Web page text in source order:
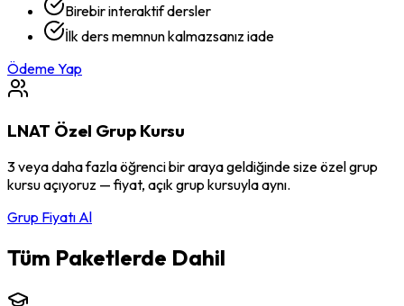
Birebir interaktif dersler
İlk ders memnun kalmazsanız iade
Ödeme Yap
LNAT Özel Grup Kursu
3 veya daha fazla öğrenci bir araya geldiğinde size özel grup
kursu açıyoruz — fiyat, açık grup kursuyla aynı.
Grup Fiyatı Al
Tüm Paketlerde Dahil